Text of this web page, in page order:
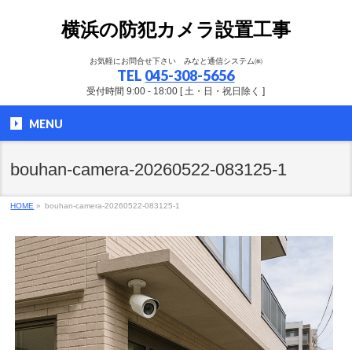
横浜の防犯カメラ設置工事
お気軽にお問合せ下さい みなと通信システム㈱
TEL 045-308-5656
受付時間 9:00 - 18:00 [ 土・日・祝日除く ]
MENU
bouhan-camera-20260522-083125-1
HOME » bouhan-camera-20260522-083125-1